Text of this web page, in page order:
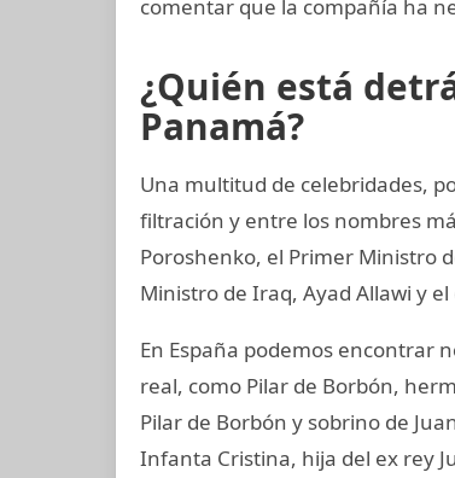
comentar que la compañía ha
¿Quién está
Panamá?
Una multitud de celebridades,
filtración y entre los nombres
Poroshenko, el Primer Ministro
Ministro de Iraq, Ayad Allawi y
En España podemos encontrar
real, como Pilar de Borbón,
Pilar de Borbón y sobrino de
Infanta Cristina, hija del ex rey